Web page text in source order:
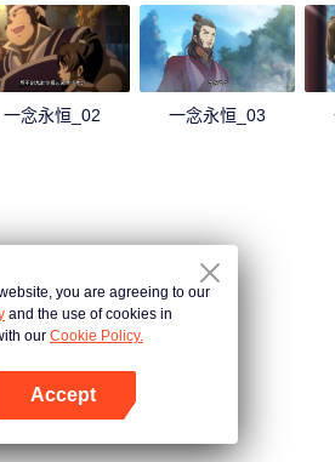
一念永恒_02 一念永恒_03
you are agreeing to our
and the use of cookies in
our Cookie Policy.
Accept